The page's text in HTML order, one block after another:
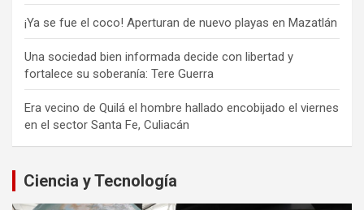
¡Ya se fue el coco! Aperturan de nuevo playas en Mazatlán
Una sociedad bien informada decide con libertad y
fortalece su soberanía: Tere Guerra
Era vecino de Quilá el hombre hallado encobijado el viernes
en el sector Santa Fe, Culiacán
Ciencia y Tecnología